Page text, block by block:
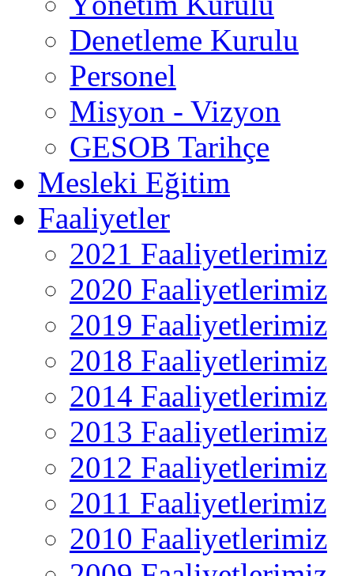
Denetleme Kurulu
Personel
Misyon - Vizyon
GESOB Tarihçe
Mesleki Eğitim
Faaliyetler
2021 Faaliyetlerimiz
2020 Faaliyetlerimiz
2019 Faaliyetlerimiz
2018 Faaliyetlerimiz
2014 Faaliyetlerimiz
2013 Faaliyetlerimiz
2012 Faaliyetlerimiz
2011 Faaliyetlerimiz
2010 Faaliyetlerimiz